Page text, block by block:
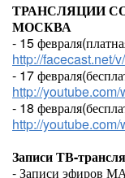
ТРАНСЛЯЦИИ
МОСКВА
- 15
http://facecast.net/
- 17
http://
- 18
http://
Записи ТВ-
- Записи эфиров